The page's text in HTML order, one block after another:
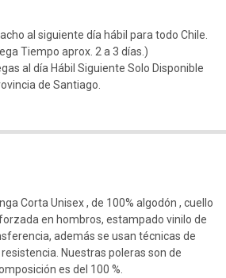
al siguiente día hábil para todo Chile.
Tiempo aprox. 2 a 3 días.)
al día Hábil Siguiente Solo Disponible
de Santiago.
Corta Unisex , de 100% algodón , cuello
en hombros, estampado vinilo de
además se usan técnicas de
Nuestras poleras son de
es del 100 %.